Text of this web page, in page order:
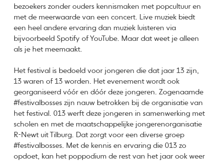
bezoekers zonder ouders kennismaken met popcultuur en
met de meerwaarde van een concert. Live muziek biedt
een heel andere ervaring dan muziek luisteren via
bijvoorbeeld Spotify of YouTube. Maar dat weet je alleen
als je het meemaakt.
Het festival is bedoeld voor jongeren die dat jaar 13 zijn,
13 waren of 13 worden. Het evenement wordt ook
georganiseerd vóór en dóór deze jongeren. Zogenaamde
#festivalbosses zijn nauw betrokken bij de organisatie van
het festival. 013 werft deze jongeren in samenwerking met
scholen en met de maatschappelijke jongerenorganisatie
R-Newt uit Tilburg. Dat zorgt voor een diverse groep
#festivalbosses. Met de kennis en ervaring die 013 zo
opdoet, kan het poppodium de rest van het jaar ook weer